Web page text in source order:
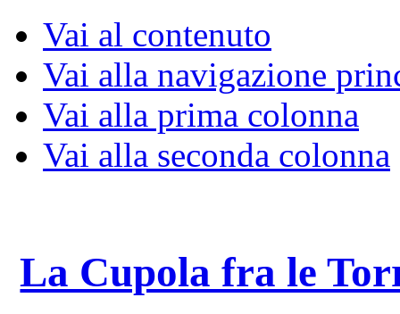
Vai al contenuto
Vai alla navigazione
Vai alla prima colonna
Vai alla seconda colonna
La Cupola fra le